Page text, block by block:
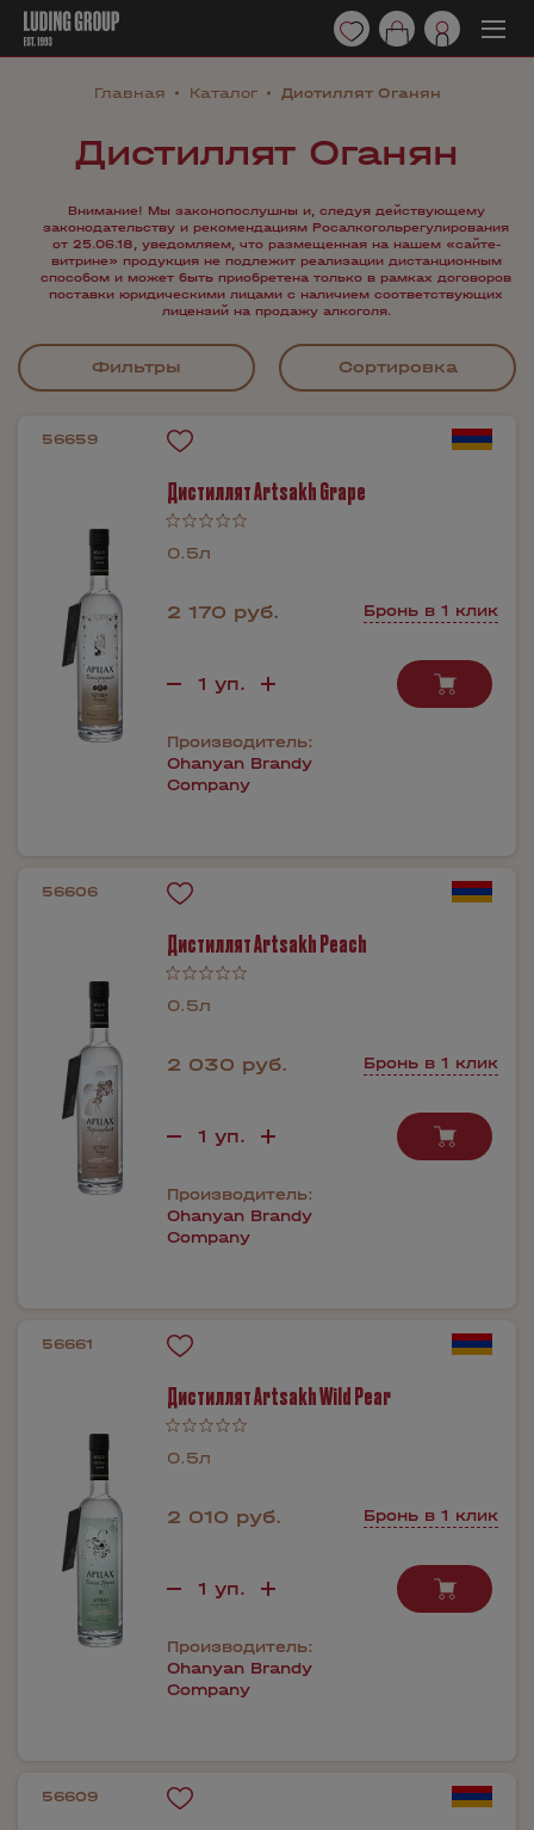
Главная Каталог Дистиллят Оганян
Дистиллят Оганян
Внимание! Мы законопослушны и, следуя действующему
законодательству и рекомендациям Росалкогольрегулирования
от 25.06.18, уведомляем, что размещенная на нашем «сайте-
витрине» продукция не подлежит реализации дистанционным
способом и может быть приобретена только в рамках договоров
поставки юридическими лицами с наличием соответствующих
лицензий на продажу алкоголя.
Фильтры Сортировка
56659
Дистиллят Artsakh Grape
0.5л
2 170 руб. Бронь в 1 клик
Производитель:
Ohanyan Brandy
Company
56606
Дистиллят Artsakh Peach
0.5л
2 030 руб. Бронь в 1 клик
Производитель:
Ohanyan Brandy
Company
56661
Дистиллят Artsakh Wild Pear
0.5л
2 010 руб. Бронь в 1 клик
Производитель:
Ohanyan Brandy
Company
56609